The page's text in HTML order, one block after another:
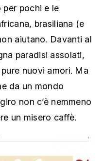
pochi e le
brasiliana (e
aiutano. Davanti al
paradisi assolati,
nuovi amori. Ma
da un mondo
non c’è nemmeno
un misero caffè.